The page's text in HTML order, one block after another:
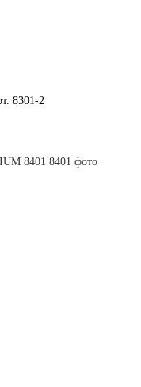
8301-2